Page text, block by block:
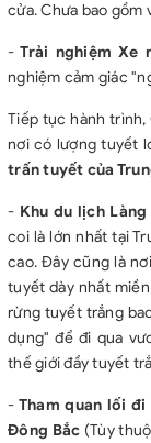
cửa. Chưa bao gồm
- Trải nghiệmXe
nghiệm cảm giác
Tiếp tục hành
nơi có lượng tuyết
trấn tuyết của
- Khu du lịch Làng
coi là lớn nhất tại
cao. Đây cũng là
tuyết dày nhất
rừng tuyết trắng
dụng" để đi qua
thế giới đầy tuyết
- Tham quan lối
Đông Bắc (Tùy